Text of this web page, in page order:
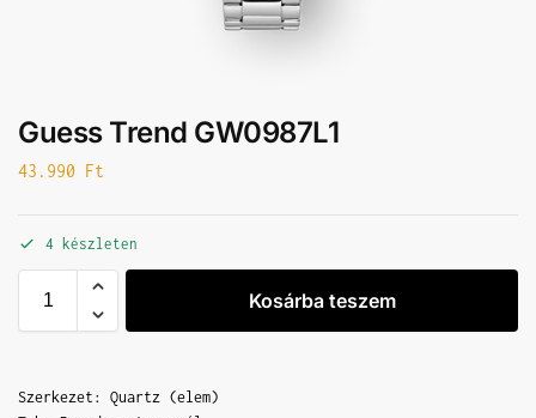
Guess Trend GW0987L1
43.990 Ft
4 készleten
Kosárba teszem
Szerkezet: Quartz (elem)